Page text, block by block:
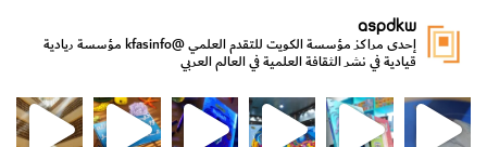
aspdkw
إحدى مراكز مؤسسة الكويت للتقدم العلمي@kfasinfo مؤسسة ريادية
قيادية في نشر الثقافة العلمية في العالم العربي
لشؤون الش
من الأعماق نكتشف ومن الكتب نتعلّم
⁨ ⁨ نتشرف بدعوتكم لزيارة جناح التقدم العلمي للنشر ⁨ رجعنا! ما كنّا بعيد! مجهزين لكم كل جديد!⁩